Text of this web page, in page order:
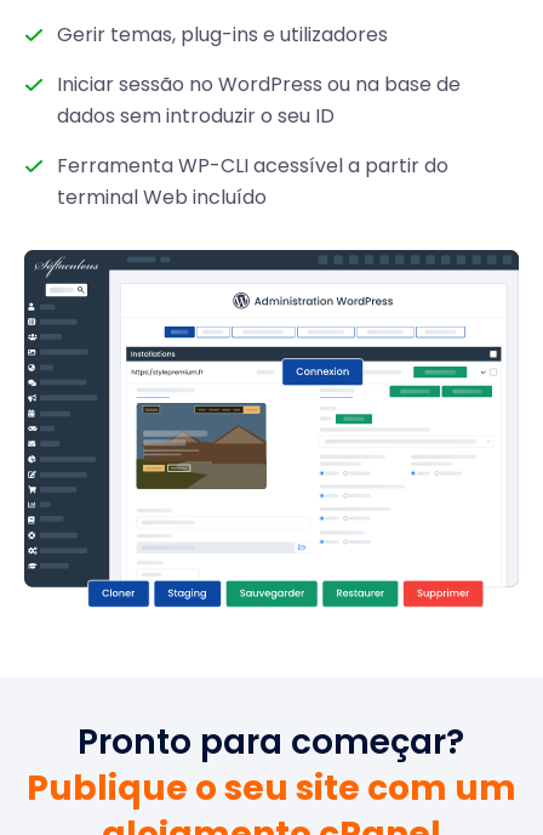
Gerir temas, plug-ins e utilizadores
Iniciar sessão no WordPress ou na base de
dados sem introduzir o seu ID
Ferramenta WP-CLI acessível a partir do
terminal Web incluído
Pronto para começar?
Publique o seu site com um